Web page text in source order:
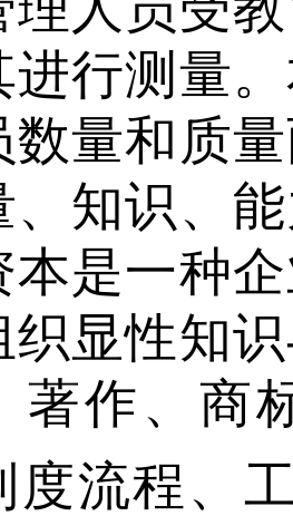
进行测量
数量和质
、知识、
本是一种
织显性知
著作、商
度流程、